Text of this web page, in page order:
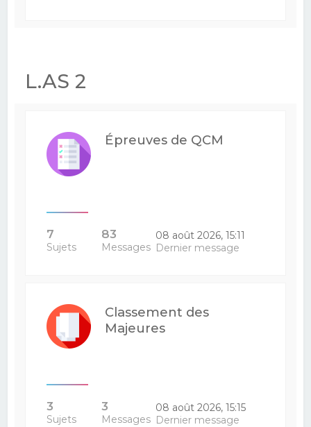
L.AS 2
Épreuves de QCM
7
Sujets
83
Messages
08 août 2026, 15:11
Dernier message
Classement des
Majeures
3
Sujets
3
Messages
08 août 2026, 15:15
Dernier message